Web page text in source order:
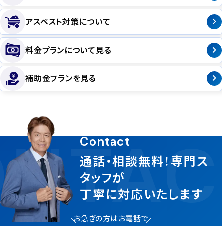
アスベスト対策について
料金プランについて見る
補助金プランを見る
Contact
通話・相談無料！専門ス
タッフが
丁寧に対応いたします
お急ぎの方はお電話で